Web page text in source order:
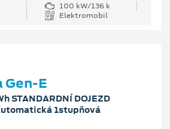
100 kW/136 k
Elektromobil
Gen-E
STANDARDNÍ DOJEZD
1stupňová